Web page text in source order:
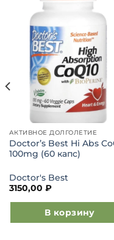
в
АКТИВНОЕ ДОЛГОЛЕТИЕ
Doctor’s Best Hi Abs
100mg (60 капс)
Doctor's Best
3150,00 ₽
В корзину